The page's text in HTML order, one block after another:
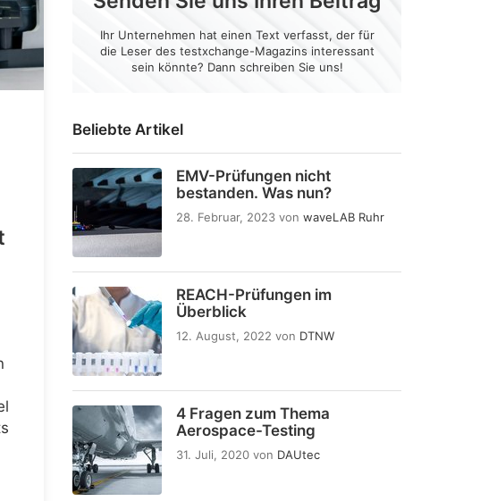
Beliebte Artikel
EMV-Prüfungen nicht
bestanden. Was nun?
28. Februar, 2023 von waveLAB Ruhr
REACH-Prüfungen im
Überblick
12. August, 2022 von DTNW
4 Fragen zum Thema
Aerospace-Testing
31. Juli, 2020 von DAUtec
Ihr Unternehmen hat einen Text verfasst, der für
die Leser des testxchange-Magazins interessant
sein könnte? Dann schreiben Sie uns!